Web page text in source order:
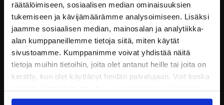
räätälöimiseen, sosiaalisen median ominaisuuksien
tukemiseen ja kävijämäärämme analysoimiseen. Lisäksi
jaamme sosiaalisen median, mainosalan ja analytiikka-
alan kumppaneillemme tietoja siitä, miten käytät
sivustoamme. Kumppanimme voivat yhdistää näitä
tietoja muihin tietoihin, joita olet antanut heille tai joita on
kerätty, kun olet käyttänyt heidän palvelujaan. Voit koska
käytöstäEvästeet-sivultamme.
JYP Jyväskylä Oy